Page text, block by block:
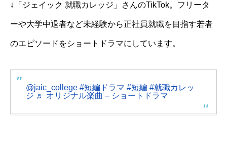
↓「ジェイック 就職カレッジ」さんのTikTok。フリータ
ーや大学中退者など未経験から正社員就職を目指す若者
のエピソードをショートドラマにしています。
@jaic_college #短編ドラマ #短編 #就職カレッ
ジ ♬ オリジナル楽曲 – ショートドラマ